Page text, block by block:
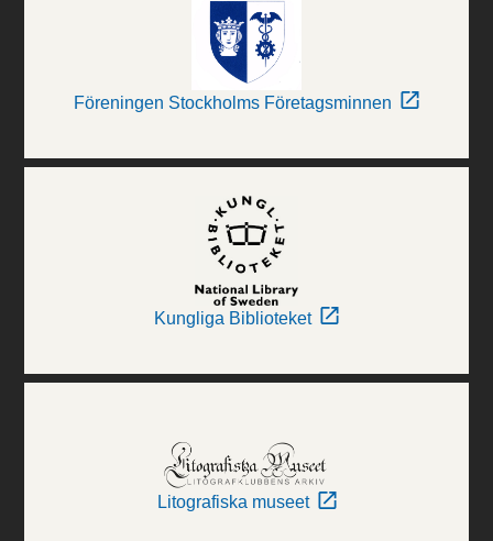
Föreningen Stockholms Företagsminnen
Kungliga Biblioteket
Litografiska museet